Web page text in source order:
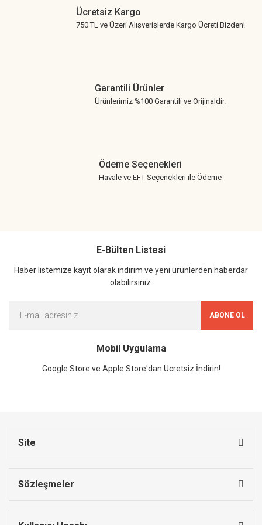
Ücretsiz Kargo
750 TL ve Üzeri Alışverişlerde Kargo Ücreti Bizden!
Garantili Ürünler
Ürünlerimiz %100 Garantili ve Orijinaldir.
Ödeme Seçenekleri
Havale ve EFT Seçenekleri ile Ödeme
E-Bülten Listesi
Haber listemize kayıt olarak indirim ve yeni ürünlerden haberdar
olabilirsiniz.
ABONE OL
Mobil Uygulama
Google Store ve Apple Store'dan Ücretsiz İndirin!
Site
Sözleşmeler